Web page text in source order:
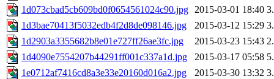
1d073cbad5cb609bd0f0654561024c90.jpg 2015-03-01 18:40
1d3bae70413f5032edb4f2d8de098146.jpg
2015-03-12 15:29
1d2903a3355682b8e01e727ff26ae3fc.jpg
2015-03-23 15:43
1d4090e7554207b44291ff001c337a1d.jpg
2015-03-17 05:58
1e0712af7416cd8a3e33e20160d016a2.jpg
2015-03-30 13:32